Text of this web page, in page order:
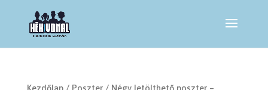
Kezdőlap/ Poszter/ Négy letölthető poszter –